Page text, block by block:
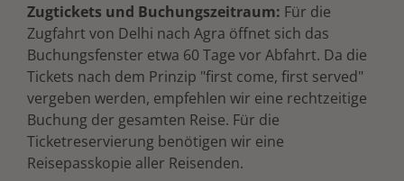
Zugtickets und Buchungszeitraum: Für die
Zugfahrt von Delhi nach Agra öffnet sich das
Buchungsfenster etwa 60 Tage vor Abfahrt. Da die
Tickets nach dem Prinzip "first come, first served"
vergeben werden, empfehlen wir eine rechtzeitige
Buchung der gesamten Reise. Für die
Ticketreservierung benötigen wir eine
Reisepasskopie aller Reisenden.